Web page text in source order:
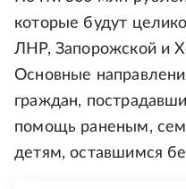
которые будут
ЛНР, Запорожской и
Основные
граждан,
помощь раненым,
детям, оставшимся